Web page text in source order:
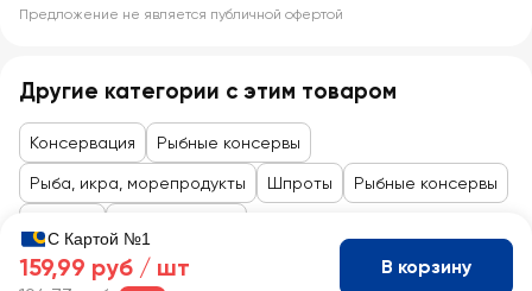
Предложение не является публичной офертой
Другие категории с этим товаром
Консервация Рыбные консервы
Рыба, икра, морепродукты Шпроты Рыбные консервы
С Картой №1
159,99 руб / шт В корзину